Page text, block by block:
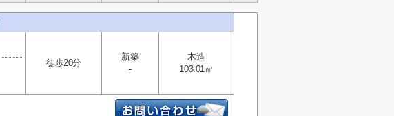
徒歩20分
新築
-
木造
103.01㎡